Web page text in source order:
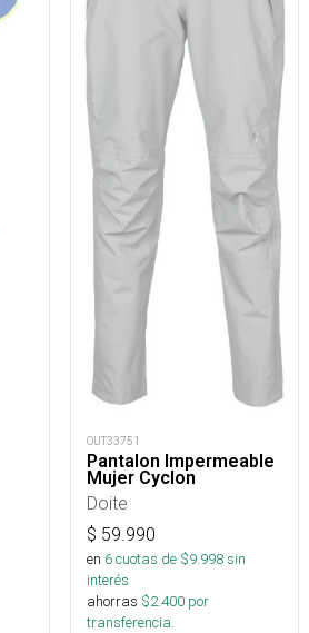
OUT33751
Pantalon Impermeable
Mujer Cyclon
Doite
$ 59.990
en 6cuotas de $9.998sin
interés
ahorras $2.400 por
transferencia.